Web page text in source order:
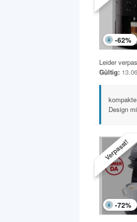
-62%
Leider
Gültig:
Design
Verpasst!
-72%